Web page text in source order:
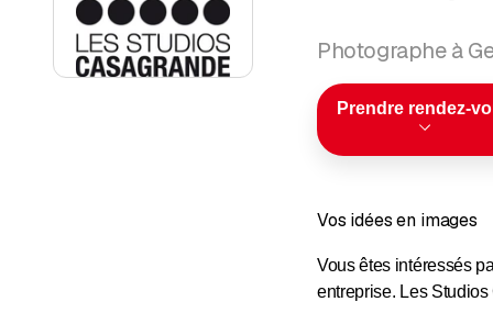
Photographe à
Prendre rendez-
Vos idées en images
Vous êtes intéressés
entreprise. Les